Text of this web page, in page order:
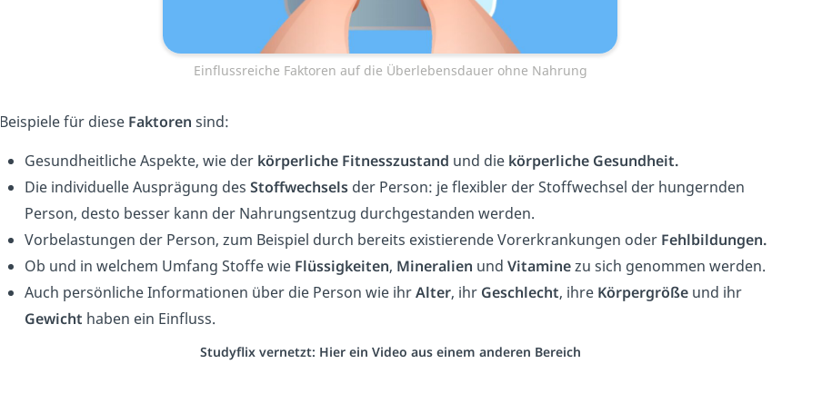
Einflussreiche Faktoren auf die Überlebensdauer ohne Nahrung
Beispiele für diese Faktoren sind:
Gesundheitliche Aspekte, wie der körperliche Fitnesszustand und die körperliche Gesundheit.
Die individuelle Ausprägung des Stoffwechsels der Person: je flexibler der Stoffwechsel der hungernden
Person, desto besser kann der Nahrungsentzug durchgestanden werden.
Vorbelastungen der Person, zum Beispiel durch bereits existierendeVorerkrankungen oder Fehlbildungen.
Ob und in welchem Umfang Stoffe wie Flüssigkeiten, Mineralien und Vitaminezu sich genommen werden.
Auch persönliche Informationen über die Person wie ihrAlter, ihr Geschlecht, ihre Körpergröße und ihr
Gewicht haben ein Einfluss.
Studyflix vernetzt: Hier ein Video aus einem anderen Bereich